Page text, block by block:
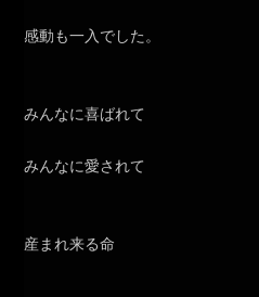
感動も一入でした。
みんなに喜ばれて
みんなに愛されて
産まれ来る命